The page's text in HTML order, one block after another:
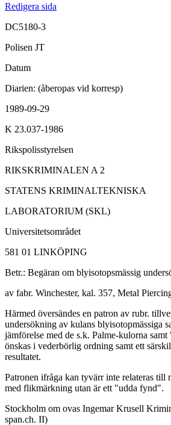
Redigera sida
DC5180-3
Polisen JT
Datum
Diarien: (åberopas vid korresp)
1989-09-29
K 23.037-1986
Rikspolisstyrelsen
RIKSKRIMINALEN A 2
STATENS KRIMINALTEKNISKA
LABORATORIUM (SKL)
Universitetsområdet
581 01 LINKÖPING
Betr.: Begäran om blyisotopsmässig
av fabr. Winchester, kal. 357, Metal
Härmed översändes en patron av rubr.
undersökning av kulans blyisotopmässiga
jämförelse med de s.k. Palme-kulorna
önskas i vederbörlig ordning samt ett
resultatet.
Patronen ifråga kan tyvärr inte relateras till
med flikmärkning utan är ett "udda fynd".
Stockholm om ovas Ingemar Krusell
span.ch. II)